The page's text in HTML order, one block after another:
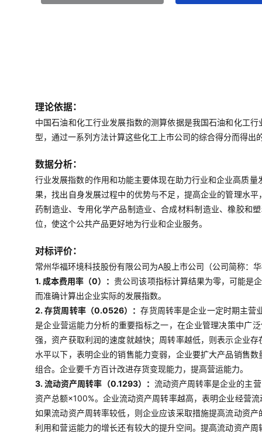
理论依据：
中国石油和化工行业发展指数的测算依据是我国石油和化工
型，通过一系列方法计算这些化工上市公司的综合得分而得
数据分析：
行业发展指数的作用和功能主要体现在助力行业和企业高质
果，找出自身发展过程中的优势与不足，提高企业的管理水
药制造业、专用化学产品制造业、合成材料制造业、橡胶和
位，使这个公共产品更好地为行业和企业服务。
对标评价：
常州华福环境科技股份有限公司为A股上市公司（公司简称
1. 成本费用率（0）：贵公司该项指标计算结果为零，可能是
而准确计算出企业实际的发展指数。
2. 存货周转率（0.0526）：存货周转率是企业一定时期主营
是企业营运能力分析的重要指标之一，在企业管理决策中广
强，资产获取利润的速度就越快；周转率越低，则表示企业
水平以下，表明企业的销售能力变弱，企业要扩大产品销售
组合。企业要千方百计改进存货变现能力，提高营运能力。
3. 流动资产周转率（0.1293）： 流动资产周转率是企业的主
资产总额×100%。企业流动资产周转率越高，表明企业经营
如果流动资产周转率较低，则企业应该采取措施提高流动资
利用和营运能力的增长还有较大的提升空间。提高流动资产